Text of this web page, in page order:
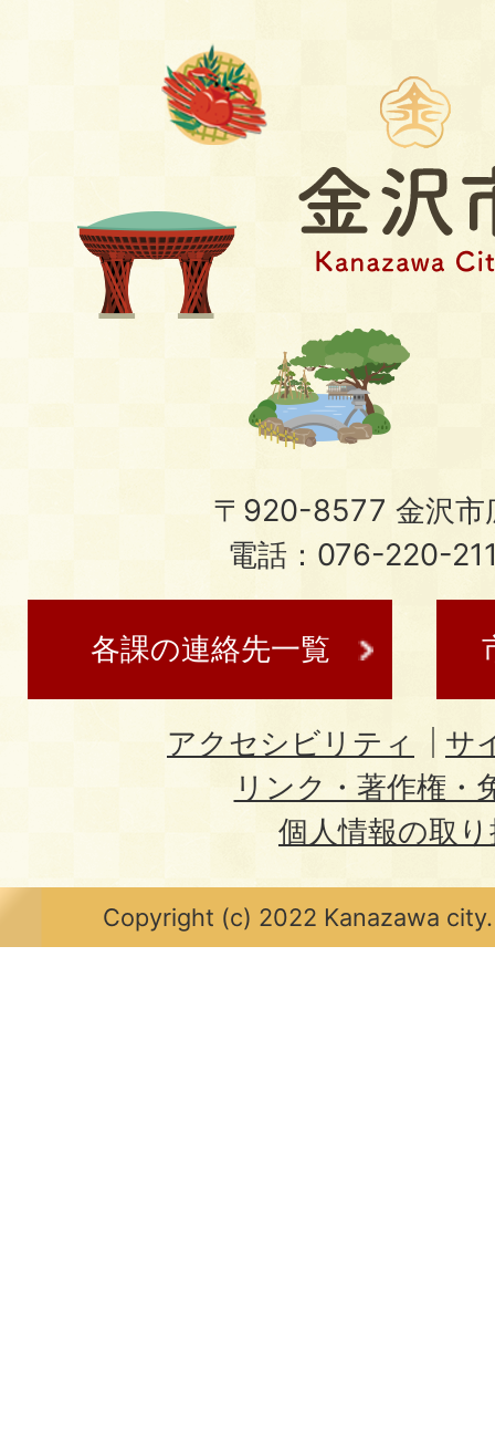
〒920-8577 金沢市
電話：076-220-
各課の連絡先一覧
アクセシビリティ
サ
リンク・著作権・
個人情報の取
Copyright (c) 2022 Kanazawa